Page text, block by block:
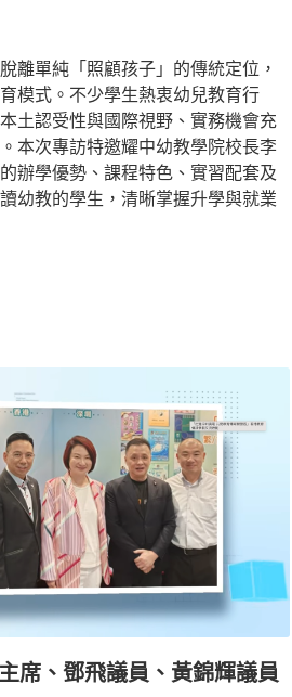
離單純「照顧孩子」的傳統定位，
模式。不少學生熱衷幼兒教育行
土認受性與國際視野、實務機會充
本次專訪特邀耀中幼教學院校長李
辦學優勢、課程特色、實習配套及
幼教的學生，清晰掌握升學與就業
席、鄧飛議員、黃錦輝議員